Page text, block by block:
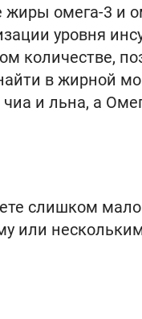
омега-3 и
уровня
количестве,
в жирной
и льна, а
слишком
или